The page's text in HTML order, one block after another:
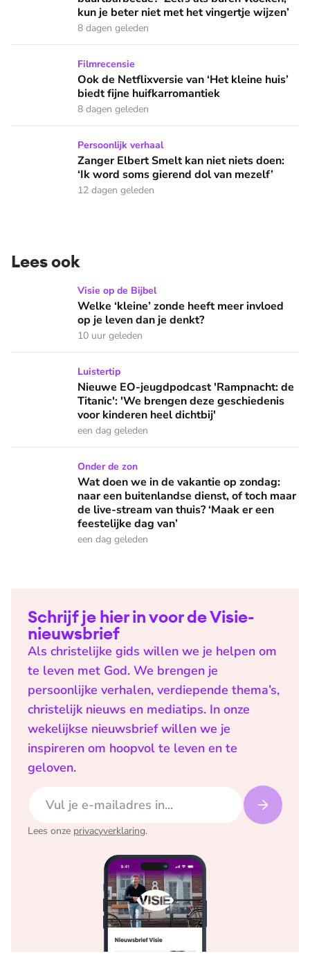
kun je beter niet met het vingertje wijzen’
8 dagen geleden
Ook de Netflixversie van ‘Het kleine huis’ biedt fijne
Filmrecensie
Ook de Netflixversie van ‘Het kleine huis’
biedt fijne huifkarromantiek
8 dagen geleden
Zanger Elbert Smelt kan niet niets doen: ‘Ik word soms
Persoonlijk verhaal
Zanger Elbert Smelt kan niet niets doen:
‘Ik word soms gierend dol van mezelf’
12 dagen geleden
Lees ook
Welke ‘kleine’ zonde heeft meer invloed op je leven dan je
Visie op de Bijbel
Welke ‘kleine’ zonde heeft meer invloed
op je leven dan je denkt?
10 uur geleden
Nieuwe EO-jeugdpodcast 'Rampnacht: de Titanic': 'We
Luistertip
Nieuwe EO-jeugdpodcast 'Rampnacht: de
Titanic': 'We brengen deze geschiedenis
voor kinderen heel dichtbij'
een dag geleden
Wat doen we in de vakantie op zondag: naar een
Onder de zon
Wat doen we in de vakantie op zondag:
naar een buitenlandse dienst, of toch maar
de live-stream van thuis? ‘Maak er een
feestelijke dag van’
een dag geleden
Schrijf je hier in voor de Visie-
nieuwsbrief
Als christelijke gids willen we je helpen om
te leven met God. We brengen je
persoonlijke verhalen, verdiepende thema’s,
christelijk nieuws en mediatips. In onze
wekelijkse nieuwsbrief willen we je
inspireren om hoopvol te leven en te
geloven.
Lees onze privacyverklaring.